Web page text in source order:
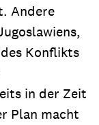
Andere
Konflikts
in der Zeit
Plan macht